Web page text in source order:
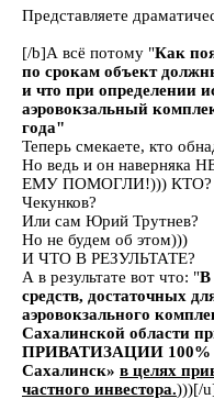
Представляете
[/b]А всё потому "Как
по срокам объект
и что при определении
аэровокзальный
года"
Теперь смекаете, кто
Но ведь и он
ЕМУ ПОМОГЛИ!))) КТО?
Чекунков?
Или сам Юрий Трутнев?
Но не будем об этом)))
И ЧТО В РЕЗУЛЬТАТЕ?
А в результате вот что: "В
средств, достаточных
аэровокзального
Сахалинской области
ПРИВАТИЗАЦИИ 100%
Сахалинск» в целях
частного инвестора.)))[/